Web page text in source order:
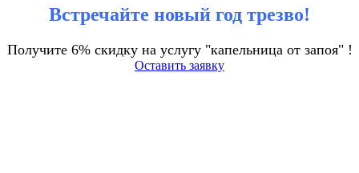
Встречайте новый год трезво!
Получите 6% скидку на услугу "капельница от запоя" !
Оставить заявку